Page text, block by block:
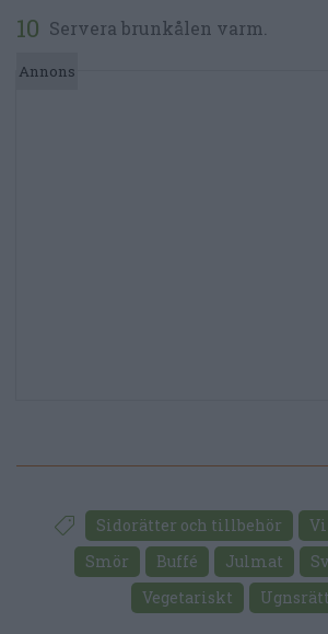
Servera brunkålen varm.
Sidorätter och tillbehör
Smör
Buffé Julmat
Vegetariskt